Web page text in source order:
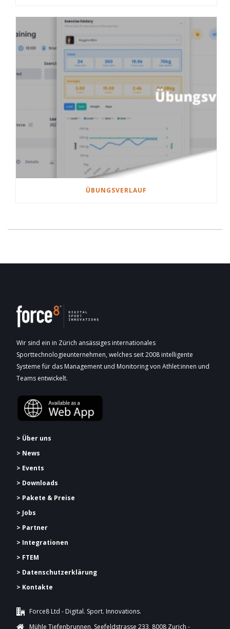
ÜBUNGSVERLAUF
Wir sind ein in Zürich ansässiges internationales
Sporttechnologieunternehmen, welches seit 2008 intelligente
Systeme für das Management und Monitoring von Athlet:innen und
Teams entwickelt.
> Über uns
> News
> Events
> Downloads
> Pakete & Preise
> Jobs
> Partner
> Integrationen
> FTEM
> Datenschutzerklärung
> Kontakte
Force8 Ltd - Digital. Sport. Innovations.
Mühle Tiefenbrunnen, Seefeldstrasse 233, 8008 Zurich -